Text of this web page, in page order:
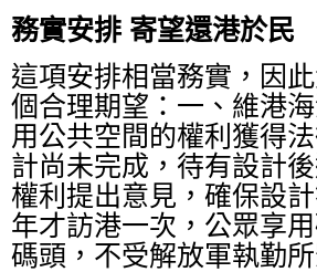
務實安排 寄望還港於民
這項安排相當務實，因
個合理期望：一、維港
用公共空間的權利獲得
計尚未完成，待有設計
權利提出意見，確保設
年才訪港一次，公眾享
碼頭，不受解放軍執勤所